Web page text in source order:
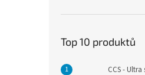
Top 10 produktů
CCS -